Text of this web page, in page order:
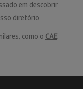
em descobrir
diretório.
como o CAE